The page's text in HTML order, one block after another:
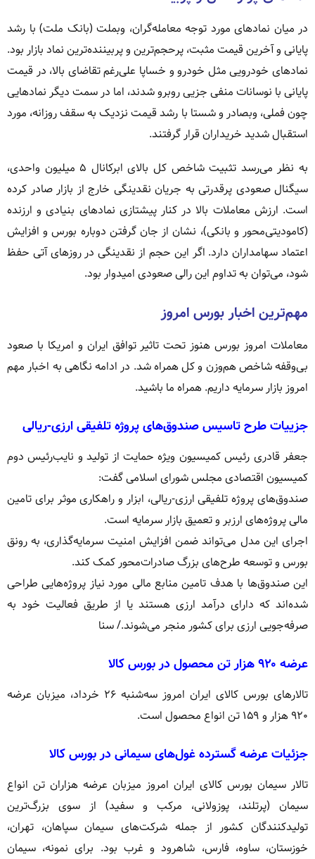
در میان نمادهای مورد توجه معامله‌گران، وبملت (بانک ملت) با رشد
پایانی و آخرین قیمت مثبت، پرحجم‌ترین و پربیننده‌ترین نماد بازار بود.
نمادهای خودرویی مثل خودرو و خساپا علی‌رغم تقاضای بالا، در قیمت
پایانی با نوسانات منفی جزیی روبرو شدند، اما در سمت دیگر نمادهایی
چون فملی، وبصادر و شستا با رشد قیمت نزدیک به سقف روزانه، مورد
استقبال شدید خریداران قرار گرفتند.
به نظر می‌رسد تثبیت شاخص کل بالای ابرکانال ۵ میلیون واحدی،
سیگنال صعودی پرقدرتی به جریان نقدینگی خارج از بازار صادر کرده
است. ارزش معاملات بالا در کنار پیشتازی نمادهای بنیادی و ارزنده
(کامودیتی‌محور و بانکی)، نشان از جان گرفتن دوباره بورس و افزایش
اعتماد سهامداران دارد. اگر این حجم از نقدینگی در روزهای آتی حفظ
شود، می‌توان به تداوم این رالی صعودی امیدوار بود.
مهم‌ترین اخبار بورس امروز
معاملات امروز بورس هنوز تحت تاثیر توافق ایران و امریکا با صعود
بی‌وقفه شاخص هم‌وزن و کل همراه شد. در ادامه نگاهی به اخبار مهم
امروز بازار سرمایه داریم. همراه ما باشید.
جزییات طرح تاسیس صندوق‌های پروژه تلفیقی ارزی-ریالی
جعفر قادری رئیس کمیسیون ویژه حمایت از تولید و نایب‌رئیس دوم
کمیسیون اقتصادی مجلس شورای اسلامی گفت:
صندوق‌های پروژه تلفیقی ارزی-ریالی، ابزار و راهکاری موثر برای تامین
مالی پروژه‌های ارزبر و تعمیق بازار سرمایه است.
اجرای این مدل می‌تواند ضمن افزایش امنیت سرمایه‌گذاری، به رونق
بورس و توسعه طرح‌های بزرگ صادرات‌محور کمک کند.
این صندوق‌ها با هدف تامین منابع مالی مورد نیاز پروژه‌هایی طراحی
شده‌اند که دارای درآمد ارزی هستند یا از طریق فعالیت خود به
صرفه‌جویی ارزی برای کشور منجر می‌شوند./ سنا
عرضه ۹۲۰ هزار تن محصول در بورس کالا
تالارهای بورس کالای ایران امروز سه‌شنبه ۲۶ خرداد، میزبان عرضه
۹۲۰ هزار و ۱۵۹ تن انواع محصول است.
جزئیات عرضه گسترده غول‌های سیمانی در بورس کالا
تالار سیمان بورس کالای ایران امروز میزبان عرضه هزاران تن انواع
سیمان (پرتلند، پوزولانی، مرکب و سفید) از سوی بزرگ‌ترین
تولیدکنندگان کشور از جمله شرکت‌های سیمان سپاهان، تهران،
خوزستان، ساوه، فارس، شاهرود و غرب بود. برای نمونه، سیمان